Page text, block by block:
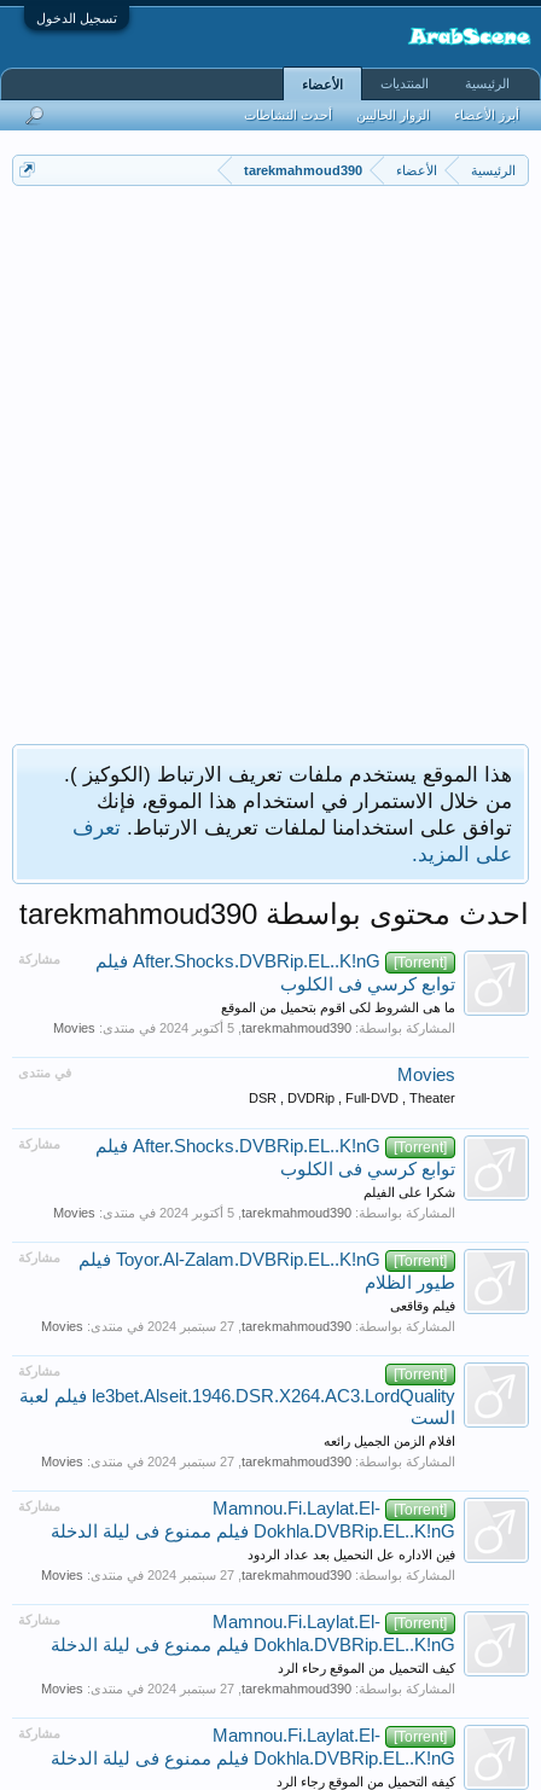
تسجيل الدخول
الرئيسية الأعضاء tarekmahmoud390
هذا الموقع يستخدم ملفات تعريف الارتباط (الكوكيز ).
من خلال الاستمرار في استخدام هذا الموقع، فإنك
توافق على استخدامنا لملفات تعريف الارتباط. تعرف
على المزيد.
احدث محتوى بواسطة tarekmahmoud390
مشاركة [Torrent]
After.Shocks.DVBRip.EL..K!nG ‫فيلم
توابع كرسي فى الكلوب
ما هى الشروط لكى اقوم بتحميل من الموقع
المشاركة بواسطة: tarekmahmoud390 في منتدى: Movies
في منتدى Movies
DSR , DVDRip , Full-DVD , Theater
مشاركة [Torrent]
After.Shocks.DVBRip.EL..K!nG ‫فيلم
توابع كرسي فى الكلوب
شكرا على الفيلم
المشاركة بواسطة: tarekmahmoud390 في منتدى: Movies
مشاركة [Torrent]
Toyor.Al-Zalam.DVBRip.EL..K!nG فيلم
طيور الظلام
فيلم وقاقعى
المشاركة بواسطة: tarekmahmoud390 في منتدى: Movies
مشاركة [Torrent]
le3bet.Alseit.1946.DSR.X264.AC3.LordQuality فيلم لعبة
الست
افلام الزمن الجميل رائعه
المشاركة بواسطة: tarekmahmoud390 في منتدى: Movies
مشاركة [Torrent]
Mamnou.Fi.Laylat.El-
Dokhla.DVBRip.EL..K!nG فيلم ممنوع فى ليلة الدخلة
فين الاداره عل النحميل بعد عداد الردود
المشاركة بواسطة: tarekmahmoud390 في منتدى: Movies
مشاركة [Torrent]
Mamnou.Fi.Laylat.El-
Dokhla.DVBRip.EL..K!nG فيلم ممنوع فى ليلة الدخلة
كيف التحميل من الموقع رحاء الرد
المشاركة بواسطة: tarekmahmoud390 في منتدى: Movies
مشاركة [Torrent]
Mamnou.Fi.Laylat.El-
Dokhla.DVBRip.EL..K!nG فيلم ممنوع فى ليلة الدخلة
كيفه التحميل من الموقع رجاء الرد
الرئيسية المنتديات الأعضاء
أبرز الأعضاء الزوار الحاليين أحدث النشاطات